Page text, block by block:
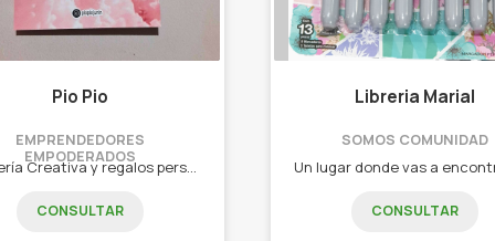
Pio Pio
EMPRENDEDORES
EMPODERADOS
Papelería Creativa y regalos personalizados. -Etiquetas, Bolsitas, Banderines, Tarjetas y mucho mas para cumpleaños. -Etiquetas, tarjeteria, folleteria para emprendedores. -Stickers en vinilo resistentes al agua. -Planners, Agendas, Cuadernos. -Artículos Sublimados (tazas, mates, llaveros, etc). -Pulseras en macramé para compartir.
CONSULTAR
Libreria Marial
SOMOS COMUNIDAD
CONSULTAR